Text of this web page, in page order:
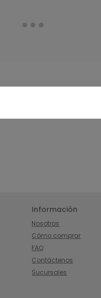
Información
Nosotros
Cómo comprar
FAQ
Contáctenos
Sucursales